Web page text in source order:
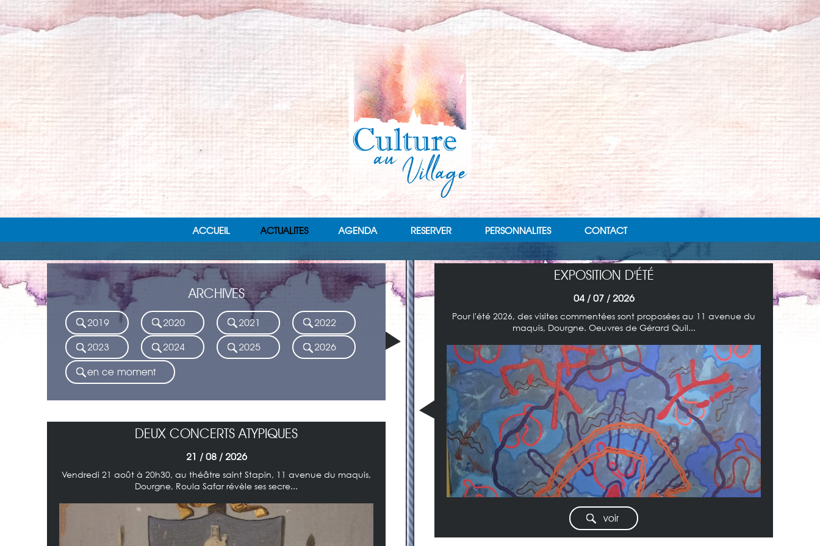
ACCUEIL ACTUALITES AGENDA RESERVER PERSONNALITES CONTACT
ARCHIVES
2019 2020 2021 2022
2023 2024 2025 2026
en ce moment
EXPOSITION D'ÉTÉ
04 / 07 / 2026
Pour l'été 2026, des visites commentées sont proposées au 11 avenue du
maquis, Dourgne. Oeuvres de Gérard Quil...
voir
DEUX CONCERTS ATYPIQUES
21 / 08 / 2026
Vendredi 21 août à 20h30, au théâtre saint Stapin, 11 avenue du maquis,
Dourgne, Roula Safar révèle ses secre...